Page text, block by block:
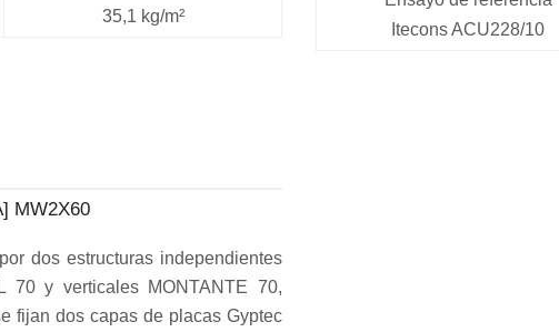
35,1 kg/m²
Itecons ACU228/10
MW2X60
dos estructuras independientes
70 y verticales MONTANTE 70,
fijan dos capas de placas Gyptec